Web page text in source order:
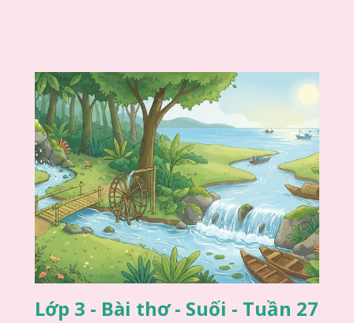
Lớp 3 - Bài thơ - Suối - Tuần 27